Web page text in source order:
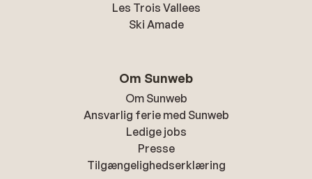
Les Trois Vallees
Ski Amade
Om Sunweb
Om Sunweb
Ansvarlig ferie med Sunweb
Ledige jobs
Presse
Tilgængelighedserklæring